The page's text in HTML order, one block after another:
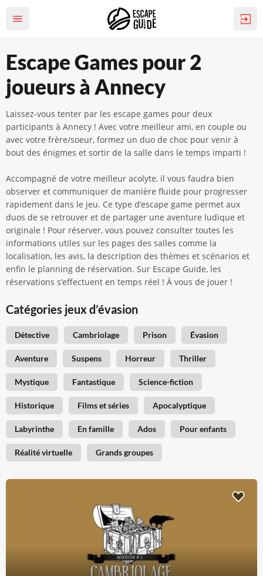
Escape Games pour 2
joueurs à Annecy
Laissez-vous tenter par les escape games pour deux
participants à Annecy ! Avec votre meilleur ami, en couple ou
avec votre frère/soeur, formez un duo de choc pour venir à
bout des énigmes et sortir de la salle dans le temps imparti !
Accompagné de votre meilleur acolyte, il vous faudra bien
observer et communiquer de manière fluide pour progresser
rapidement dans le jeu. Ce type d’escape game permet aux
duos de se retrouver et de partager une aventure ludique et
originale ! Pour réserver, vous pouvez consulter toutes les
informations utiles sur les pages des salles comme la
localisation, les avis, la description des thèmes et scénarios et
enfin le planning de réservation. Sur Escape Guide, les
réservations s’effectuent en temps réel ! À vous de jouer !
Catégories jeux d’évasion
Détective Cambriolage Prison Évasion
Aventure Suspens Horreur Thriller
Mystique Fantastique Science-fiction
Historique Films et séries Apocalyptique
Labyrinthe En famille Ados Pour enfants
Réalité virtuelle Grands groupes